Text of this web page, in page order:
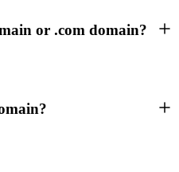
or .com domain?